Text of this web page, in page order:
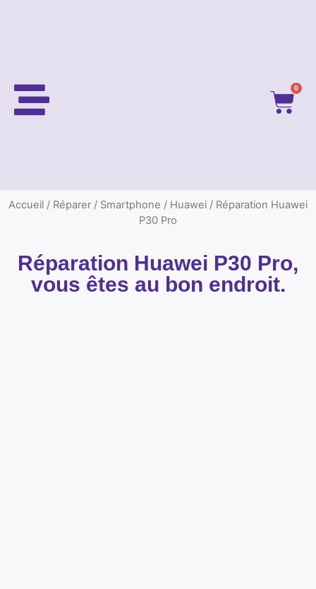
0
Accueil / Réparer / Smartphone / Huawei / Réparation Huawei
P30 Pro
Réparation Huawei P30 Pro,
vous êtes au bon endroit.